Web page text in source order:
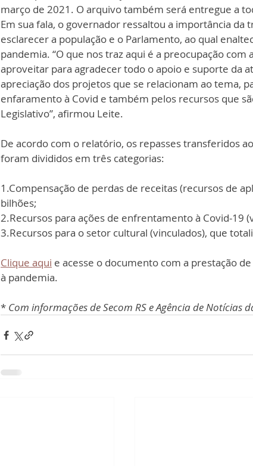
março de 2021. O arquivo também será entregue a
Em sua fala, o governador ressaltou a importância da
esclarecer a população e o Parlamento, ao qual
pandemia. “O que nos traz aqui é a preocupação
aproveitar para agradecer todo o apoio e suporte da
apreciação dos projetos que se relacionam ao tema,
enfaramento à Covid e também pelos recursos que
Legislativo”, afirmou Leite.
De acordo com o relatório, os repasses transferidos
foram divididos em três categorias:
1.Compensação de perdas de receitas (recursos de
bilhões;
2.Recursos para ações de enfrentamento à Covid-19
3.Recursos para o setor cultural (vinculados), que
Clique aqui e acesse o documento com a prestação
à pandemia.
* Com informações de Secom RS e Agência de Notícias